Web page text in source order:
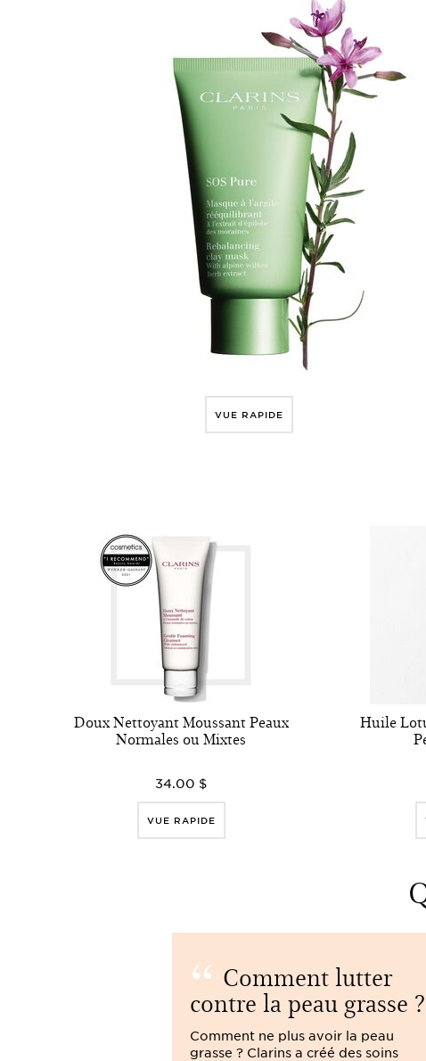
VUE RAPIDE
Doux Nettoyant Moussant Peaux
Normales ou Mixtes
34.00 $
VUE RAPIDE
Huile
Comment lutter
contre la peau grasse ?
Comment ne plus avoir la peau
grasse ? Clarins a créé des soins